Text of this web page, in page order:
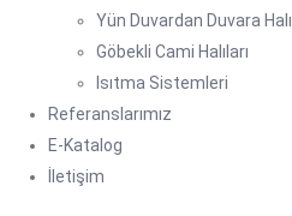
Yün Duvardan Duvara Halı
Göbekli Cami Halıları
Isıtma Sistemleri
Referanslarımız
E-Katalog
İletişim